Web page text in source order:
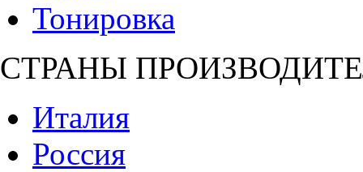
Тонировка
СТРАНЫ
Италия
Россия